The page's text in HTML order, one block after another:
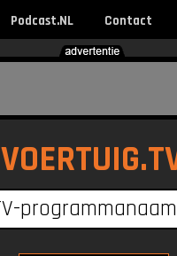
Podcast.NL Contact